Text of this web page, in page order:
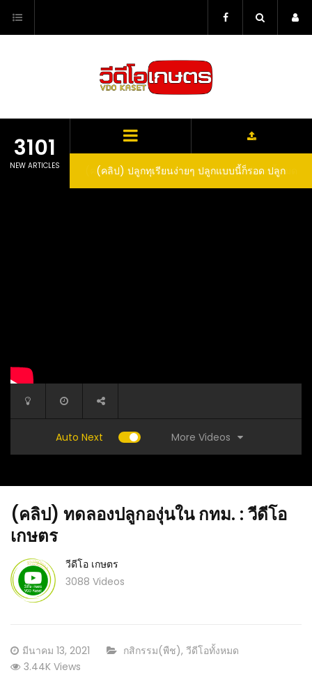
content
3101
NEW ARTICLES
ตรกำจัดเพลี้ย มด
(คลิป) ปลูกทุเรียนง่ายๆ ปลูกแบบนี้ก็รอด ปลูก
ทุเรียนต้นคู่ แบบเสียบยอดและเมล็ด
Auto Next More Videos
ทัน ไม่
(คลิป) ทดลองปลูกองุ่นใน กทม. : วีดีโอ
เกษตร
วีดีโอ เกษตร
3088 Videos
Posted
on
มีนาคม 13, 2021 CATEGORY:
กสิกรรม(พืช), วีดีโอทั้งหมด
3.44K Views